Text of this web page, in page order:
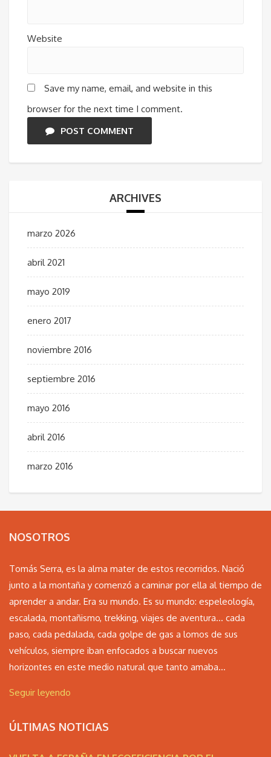
Website
Save my name, email, and website in this
browser for the next time I comment.
POST COMMENT
ARCHIVES
marzo 2026
abril 2021
mayo 2019
enero 2017
noviembre 2016
septiembre 2016
mayo 2016
abril 2016
marzo 2016
NOSOTROS
Tomás Serra, es la alma mater de estos recorridos. Nació
junto a la montaña y comenzó a caminar por ella al tiempo de
aprender a andar. Era su mundo. Es su mundo: espeleología,
escalada, montañismo, trekking, viajes de aventura… cada
paso, cada pedalada, cada golpe de gas a lomos de sus
vehículos, siempre iban enfocados a buscar nuevos
horizontes en este medio natural que tanto amaba...
Seguir leyendo
ÚLTIMAS NOTICIAS